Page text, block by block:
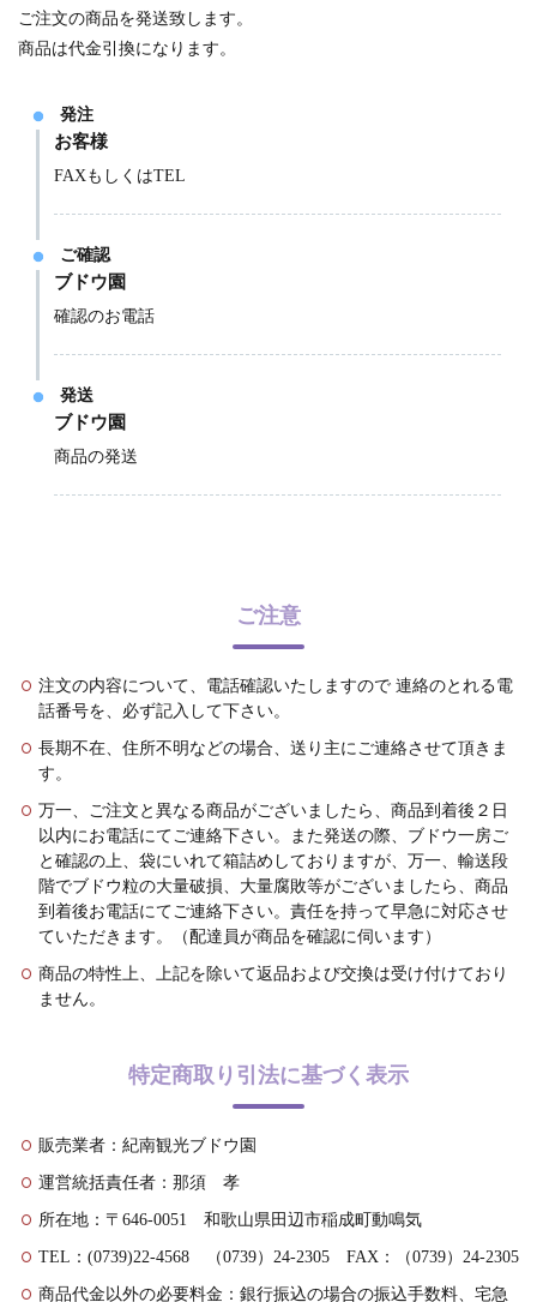
ご注文の商品を発送致します。
商品は代金引換になります。
発注
お客様
FAXもしくはTEL
ご確認
ブドウ園
確認のお電話
発送
ブドウ園
商品の発送
ご注意
注文の内容について、電話確認いたしますので 連絡のとれる電
話番号を、必ず記入して下さい。
長期不在、住所不明などの場合、送り主にご連絡させて頂きま
す。
万一、ご注文と異なる商品がございましたら、商品到着後２日
以内にお電話にてご連絡下さい。また発送の際、ブドウ一房ご
と確認の上、袋にいれて箱詰めしておりますが、万一、輸送段
階でブドウ粒の大量破損、大量腐敗等がございましたら、商品
到着後お電話にてご連絡下さい。責任を持って早急に対応させ
ていただきます。（配達員が商品を確認に伺います）
商品の特性上、上記を除いて返品および交換は受け付けており
ません。
特定商取り引法に基づく表示
販売業者：紀南観光ブドウ園
運営統括責任者：那須 孝
所在地：〒646-0051 和歌山県田辺市稲成町動鳴気
TEL：(0739)22-4568 （0739）24-2305 FAX：（0739）24-2305
商品代金以外の必要料金：銀行振込の場合の振込手数料、宅急